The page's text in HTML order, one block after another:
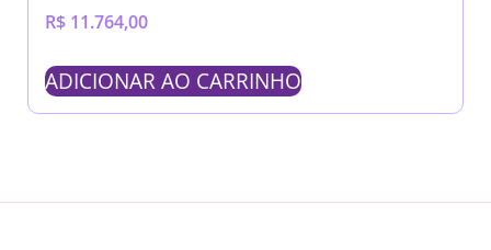
R$ 11.764,00
ADICIONAR AO CARRINHO